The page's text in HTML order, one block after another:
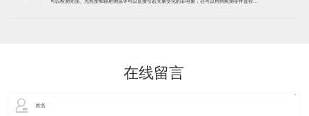
可以检测光强、光照度和辐射测温等可以直接引起光量变化的非电量，还可以用到检测零件直径、
在线留言